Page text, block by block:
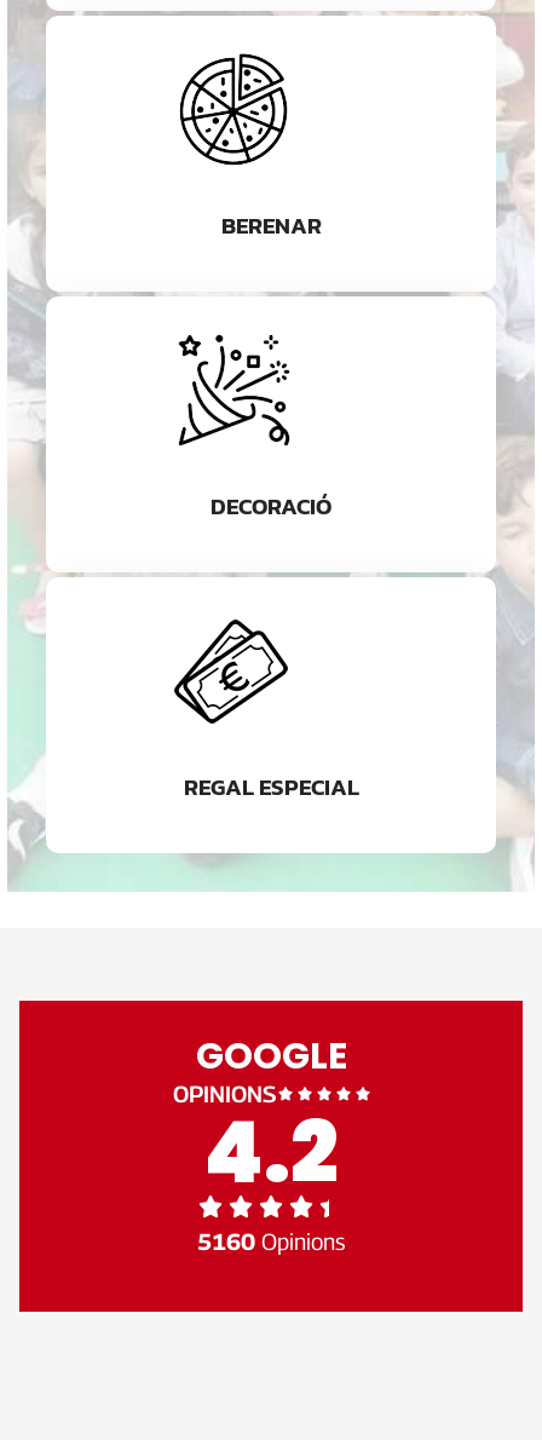
BERENAR
DECORACIÓ
REGAL ESPECIAL
GOOGLE
OPINIONS     
4.2
    
5160 Opinions